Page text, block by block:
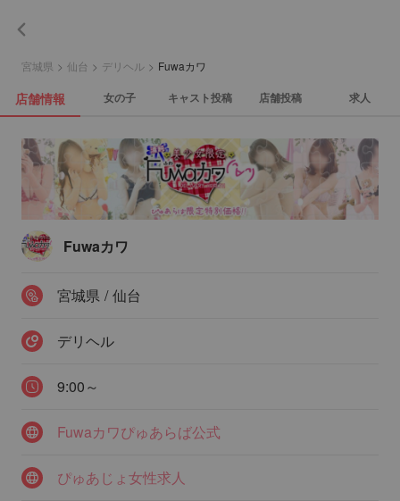
宮城県 > 仙台 > デリヘル > Fuwaカワ
店舗情報 女の子 キャスト投稿 店舗投稿 求人
Fuwaカワ
宮城県 / 仙台
デリヘル
9:00～
Fuwaカワぴゅあらば公式
ぴゅあじょ女性求人